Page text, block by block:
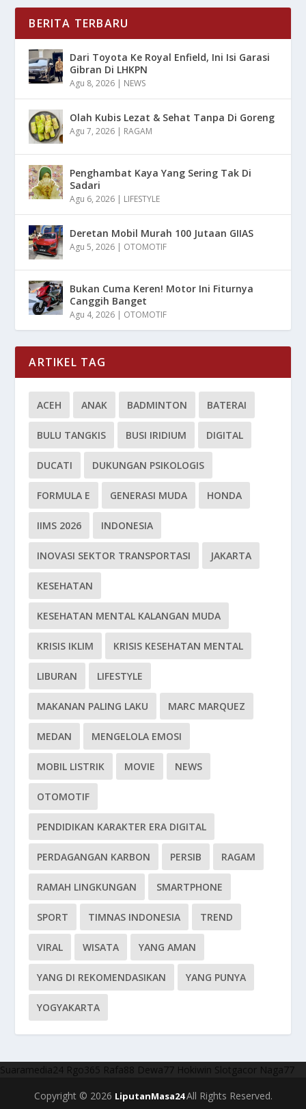
BERITA TERBARU
Dari Toyota Ke Royal Enfield, Ini Isi Garasi
Gibran Di LHKPN
Agu 8, 2026 | NEWS
Olah Kubis Lezat & Sehat Tanpa Di Goreng
Agu 7, 2026 | RAGAM
Penghambat Kaya Yang Sering Tak Di
Sadari
Agu 6, 2026 | LIFESTYLE
Deretan Mobil Murah 100 Jutaan GIIAS
Agu 5, 2026 | OTOMOTIF
Bukan Cuma Keren! Motor Ini Fiturnya
Canggih Banget
Agu 4, 2026 | OTOMOTIF
ARTIKEL TAG
ACEH ANAK BADMINTON BATERAI
BULU TANGKIS BUSI IRIDIUM DIGITAL
DUCATI DUKUNGAN PSIKOLOGIS
FORMULA E GENERASI MUDA HONDA
IIMS 2026 INDONESIA
INOVASI SEKTOR TRANSPORTASI JAKARTA
KESEHATAN
KESEHATAN MENTAL KALANGAN MUDA
KRISIS IKLIM KRISIS KESEHATAN MENTAL
LIBURAN LIFESTYLE
MAKANAN PALING LAKU MARC MARQUEZ
MEDAN MENGELOLA EMOSI
MOBIL LISTRIK MOVIE NEWS
OTOMOTIF
PENDIDIKAN KARAKTER ERA DIGITAL
PERDAGANGAN KARBON PERSIB RAGAM
RAMAH LINGKUNGAN SMARTPHONE
SPORT TIMNAS INDONESIA TREND
VIRAL WISATA YANG AMAN
YANG DI REKOMENDASIKAN YANG PUNYA
YOGYAKARTA
Suaramedia24 Rgo365 Rafa88 Dewa77 Hokiwin Slotgacor Naga77
Copyright © 2026 LiputanMasa24All Rights Reserved.